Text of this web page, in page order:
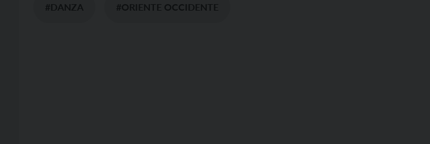
#DANZA #ORIENTE OCCIDENTE